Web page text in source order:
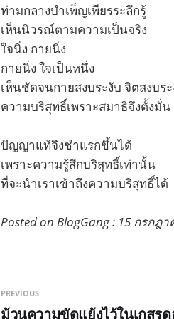
ท่ามกลางบำเพ็ญเพียรระลึกรู้
เห็นนิวรณ์ตามความเป็นจริง
ใจนิ่ง กายนิ่ง
กายนิ่ง ใจเป็นหนึ่ง
เห็นชัดจนกายสงบระงับ จิตสงบระ
ความบริสุทธิ์เพราะสมาธิจึงตั้งมั่น
ปัญญาแท้จึงชำแรกขึ้นได้
เพราะความรู้สึกบริสุทธิ์เท่านั้น
ที่จะนำเราเข้าถึงความบริสุทธิ์ได้
Posted on BlogGang : 15 กรกฎา
PREVIOUS
ม้วนความขัดแย้งไว้ในเกสร